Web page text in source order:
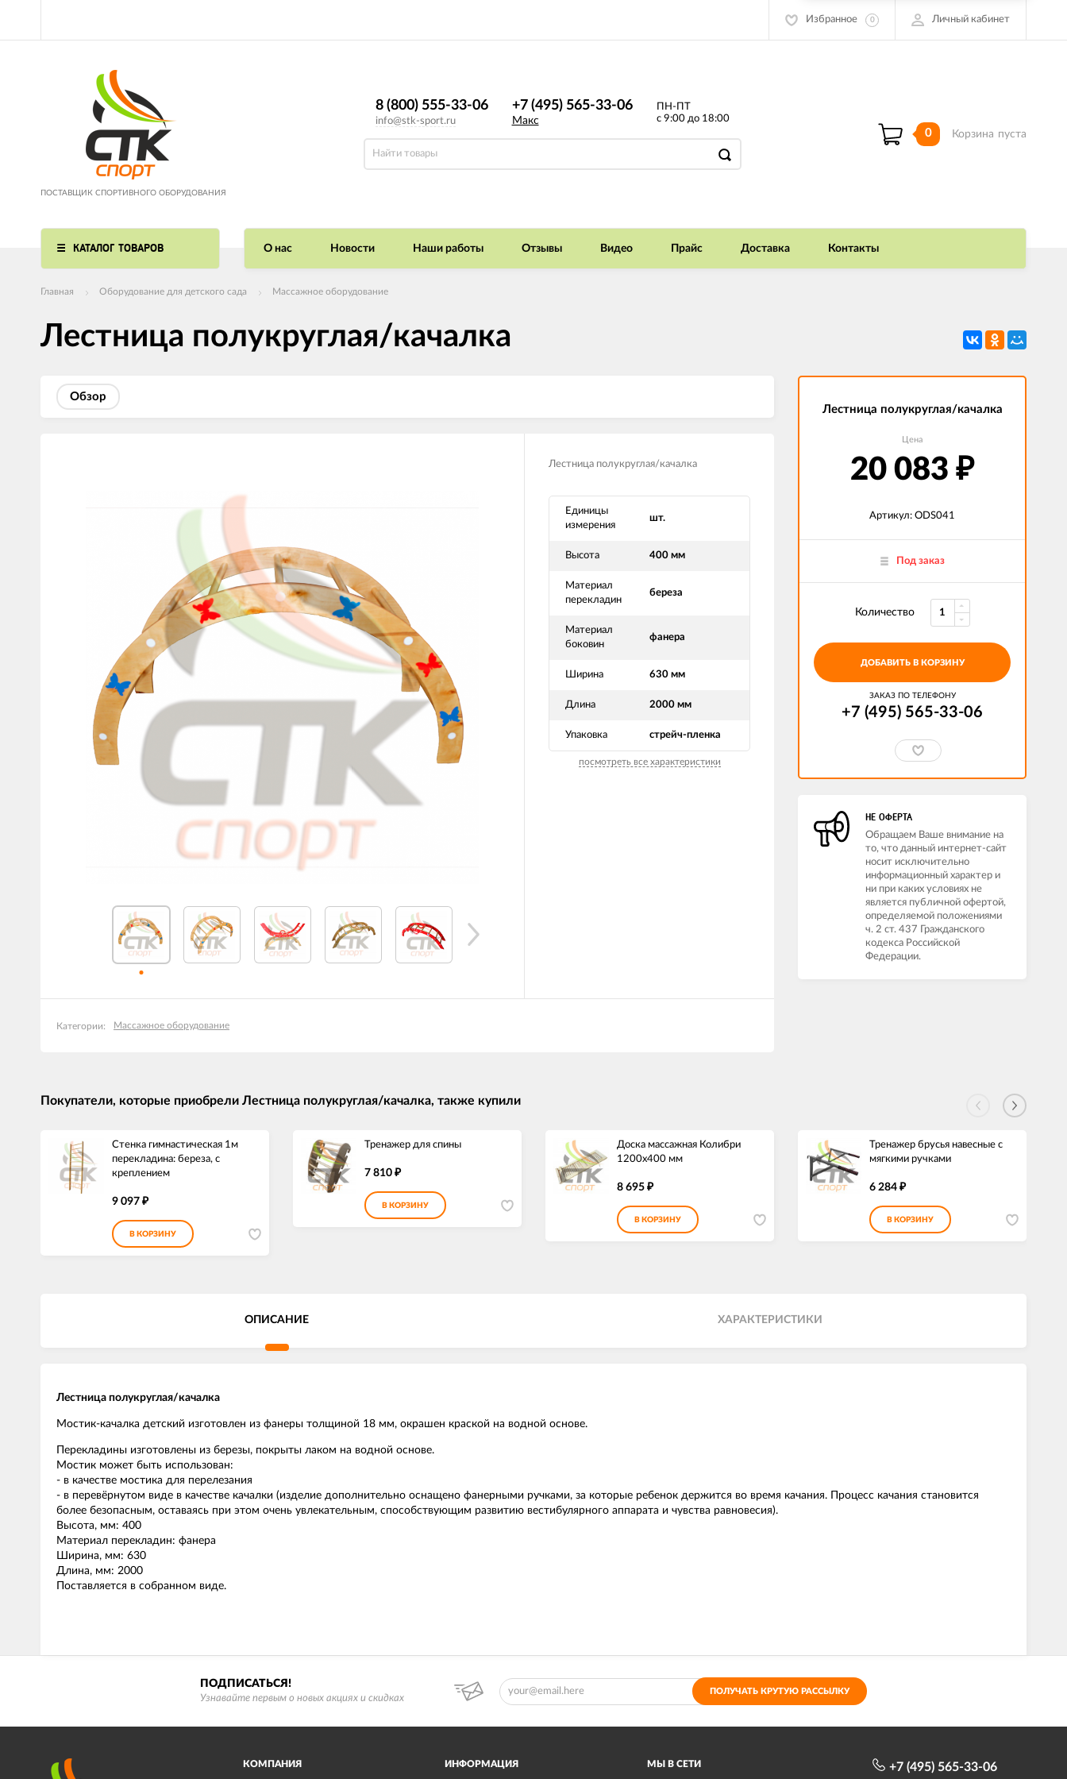
Избранное 0 Личный кабинет
ПОСТАВЩИК СПОРТИВНОГО ОБОРУДОВАНИЯ
8 (800) 555-33-06
info@stk-sport.ru
+7 (495) 565-33-06
Макс
ПН-ПТ
с 9:00 до 18:00
0 Корзина пуста
КАТАЛОГ ТОВАРОВ О нас Новости Наши работы Отзывы Видео Прайс Доставка Контакты
Главная Оборудование для детского сада Массажное оборудование
Лестница полукруглая/качалка
Обзор
Лестница полукруглая/качалка
Единицы
измерения
шт.
Высота 400 мм
Материал
перекладин
береза
Материал
боковин
фанера
Ширина 630 мм
Длина 2000 мм
Упаковка стрейч-пленка
посмотреть все характеристики
Категории: Массажное оборудование
Лестница полукруглая/качалка
Цена
20 083 ₽
Артикул: ODS041
Под заказ
Количество
ДОБАВИТЬ В КОРЗИНУ
ЗАКАЗ ПО ТЕЛЕФОНУ
+7 (495) 565-33-06
НЕ ОФЕРТА
Обращаем Ваше внимание на
то, что данный интернет-сайт
носит исключительно
информационный характер и
ни при каких условиях не
является публичной офертой,
определяемой положениями
ч. 2 ст. 437 Гражданского
кодекса Российской
Федерации.
Покупатели, которые приобрели Лестница полукруглая/качалка, также купили
Стенка гимнастическая 1м
перекладина: береза, с
креплением
9 097 ₽
В КОРЗИНУ
Тренажер для спины
7 810 ₽
В КОРЗИНУ
Доска массажная Колибри
1200х400 мм
8 695 ₽
В КОРЗИНУ
Тренажер брусья навесные с
мягкими ручками
6 284 ₽
В КОРЗИНУ
ОПИСАНИЕ ХАРАКТЕРИСТИКИ
Лестница полукруглая/качалка
Мостик-качалка детский изготовлен из фанеры толщиной 18 мм, окрашен краской на водной основе.
Перекладины изготовлены из березы, покрыты лаком на водной основе.
Мостик может быть использован:
- в качестве мостика для перелезания
- в перевёрнутом виде в качестве качалки (изделие дополнительно оснащено фанерными ручками, за которые ребенок держится во время качания. Процесс качания становится
более безопасным, оставаясь при этом очень увлекательным, способствующим развитию вестибулярного аппарата и чувства равновесия).
Высота, мм: 400
Материал перекладин: фанера
Ширина, мм: 630
Длина, мм: 2000
Поставляется в собранном виде.
ПОДПИСАТЬСЯ!
Узнавайте первым о новых акциях и скидках
ПОЛУЧАТЬ КРУТУЮ РАССЫЛКУ
КОМПАНИЯ ИНФОРМАЦИЯ МЫ В СЕТИ +7 (495) 565-33-06